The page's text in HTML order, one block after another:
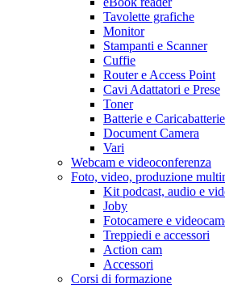
Tavolette grafiche
Monitor
Stampanti e Scanner
Cuffie
Router e Access Point
Cavi Adattatori e Prese
Toner
Batterie e Caricabatterie
Document Camera
Vari
Webcam e videoconferenza
Foto, video, produzione
Kit podcast, audio e
Joby
Fotocamere e
Treppiedi e accessori
Action cam
Accessori
Corsi di formazione